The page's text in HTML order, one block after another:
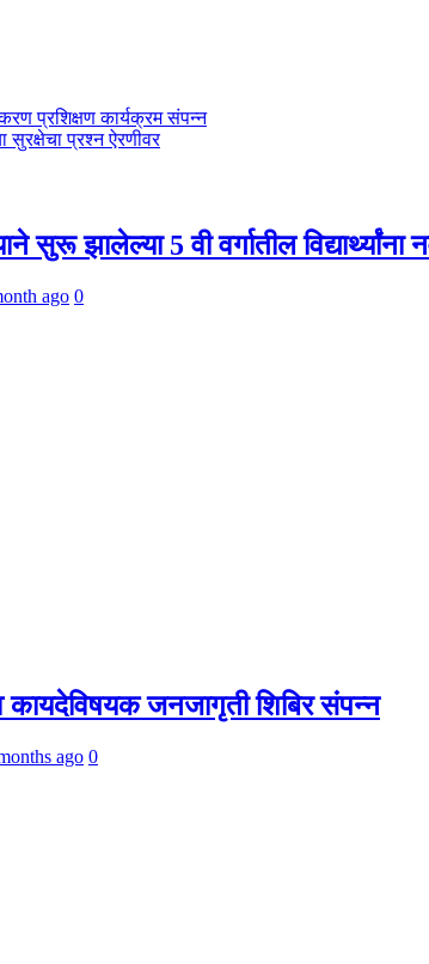
प्रशिक्षण कार्यक्रम संपन्न
सुरक्षेचा प्रश्न ऐरणीवर
सुरू झालेल्या 5 वी वर्गातील विद्यार्थ्यांना
ago 0
कायदेविषयक जनजागृती शिबिर संपन्न
ago 0